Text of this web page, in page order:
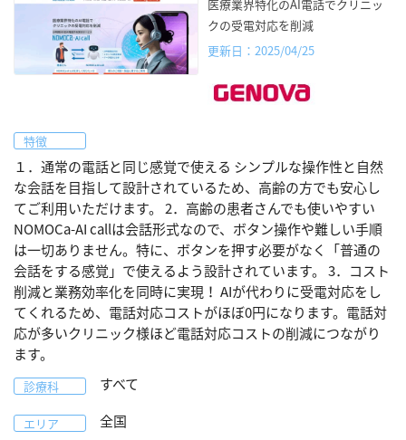
医療業界特化のAI電話でクリニッ
クの受電対応を削減
更新日：2025/04/25
特徴
１．通常の電話と同じ感覚で使える シンプルな操作性と自然
な会話を目指して設計されているため、高齢の方でも安心し
てご利用いただけます。 2．高齢の患者さんでも使いやすい
NOMOCa-AI callは会話形式なので、ボタン操作や難しい手順
は一切ありません。特に、ボタンを押す必要がなく「普通の
会話をする感覚」で使えるよう設計されています。 3．コスト
削減と業務効率化を同時に実現！ AIが代わりに受電対応をし
てくれるため、電話対応コストがほぼ0円になります。電話対
応が多いクリニック様ほど電話対応コストの削減につながり
ます。
診療科 すべて
エリア 全国